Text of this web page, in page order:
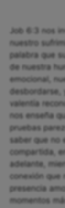
Job 6:3 nos
nuestro
palabra que
de nuestra
emocional,
desbordarse,
valentía
nos enseña
pruebas
saber que no
compartida,
adelante,
conexión que
presencia
momentos